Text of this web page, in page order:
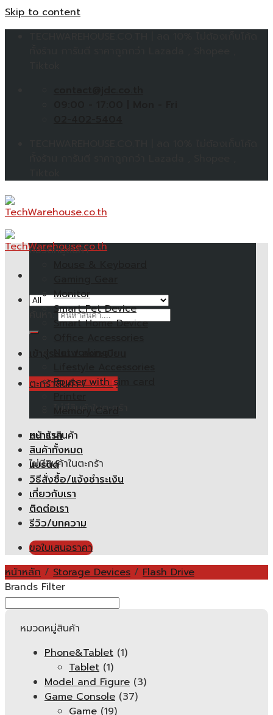
Skip to content
ตะกร้าสินค้า /0.00฿
ไม่มีสินค้าในตะกร้า
ตะกร้าสินค้า
ไม่มีสินค้าในตะกร้า
หมวดหมู่สินค้า
Monitor
Smart Pet Device
Smart Home Device
Router with sim card
Memory Card
หน้าแรก
สินค้าทั้งหมด
แบรนด์
วิธีสั่งซื้อ/แจ้งชำระเงิน
เกี่ยวกับเรา
ติดต่อเรา
รีวิว/บทความ
ขอใบเสนอราคา
หน้าหลัก / Storage Devices / Flash Drive
Brands Filter
หมวดหมู่สินค้า
Phone&Tablet (1)
Tablet (1)
Model and Figure (3)
Game Console (37)
Game (19)